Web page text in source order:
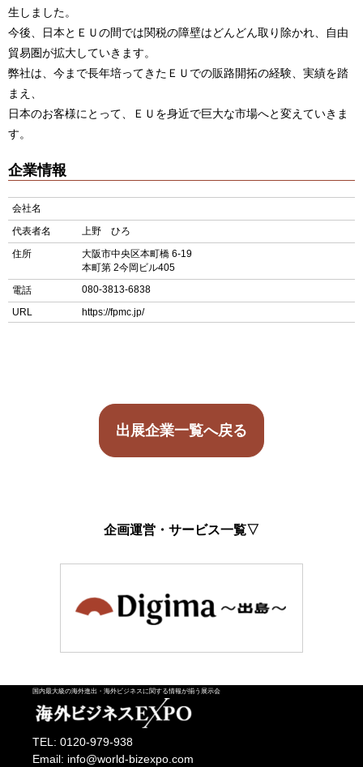
生しました。
今後、日本とＥＵの間では関税の障壁はどんどん取り除かれ、自由
貿易圏が拡大していきます。
弊社は、今まで長年培ってきたＥＵでの販路開拓の経験、実績を踏
まえ、
日本のお客様にとって、ＥＵを身近で巨大な市場へと変えていきま
す。
企業情報
会社名
代表者名
上野 ひろ
住所
大阪市中央区本町橋 6-19
本町第 2今岡ビル405
電話
080-3813-6838
URL
https://fpmc.jp/
出展企業一覧へ戻る
企画運営・サービス一覧▽
国内最大級の海外進出・海外ビジネスに関する情報が揃う展示会
TEL: 0120-979-938
Email: info@world-bizexpo.com